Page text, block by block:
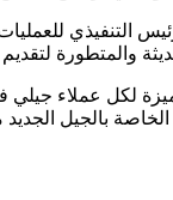
التنفيذي
والمتطورة
لكل عملاء
بالجيل